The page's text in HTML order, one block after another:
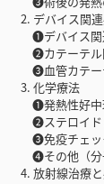
2. デバイス関
❶デバイス関
❷カテーテル
❸血管カテー
3. 化学療法
❶発熱性好中球
❷ステロイド
❸免疫チェッ
❹その他（分
4. 放射線治療